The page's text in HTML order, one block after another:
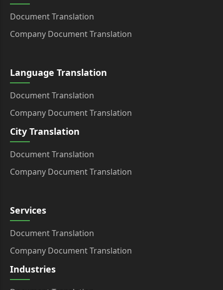
Document Translation
Company Document Translation
Language Translation
Document Translation
Company Document Translation
City Translation
Document Translation
Company Document Translation
Services
Document Translation
Company Document Translation
Industries